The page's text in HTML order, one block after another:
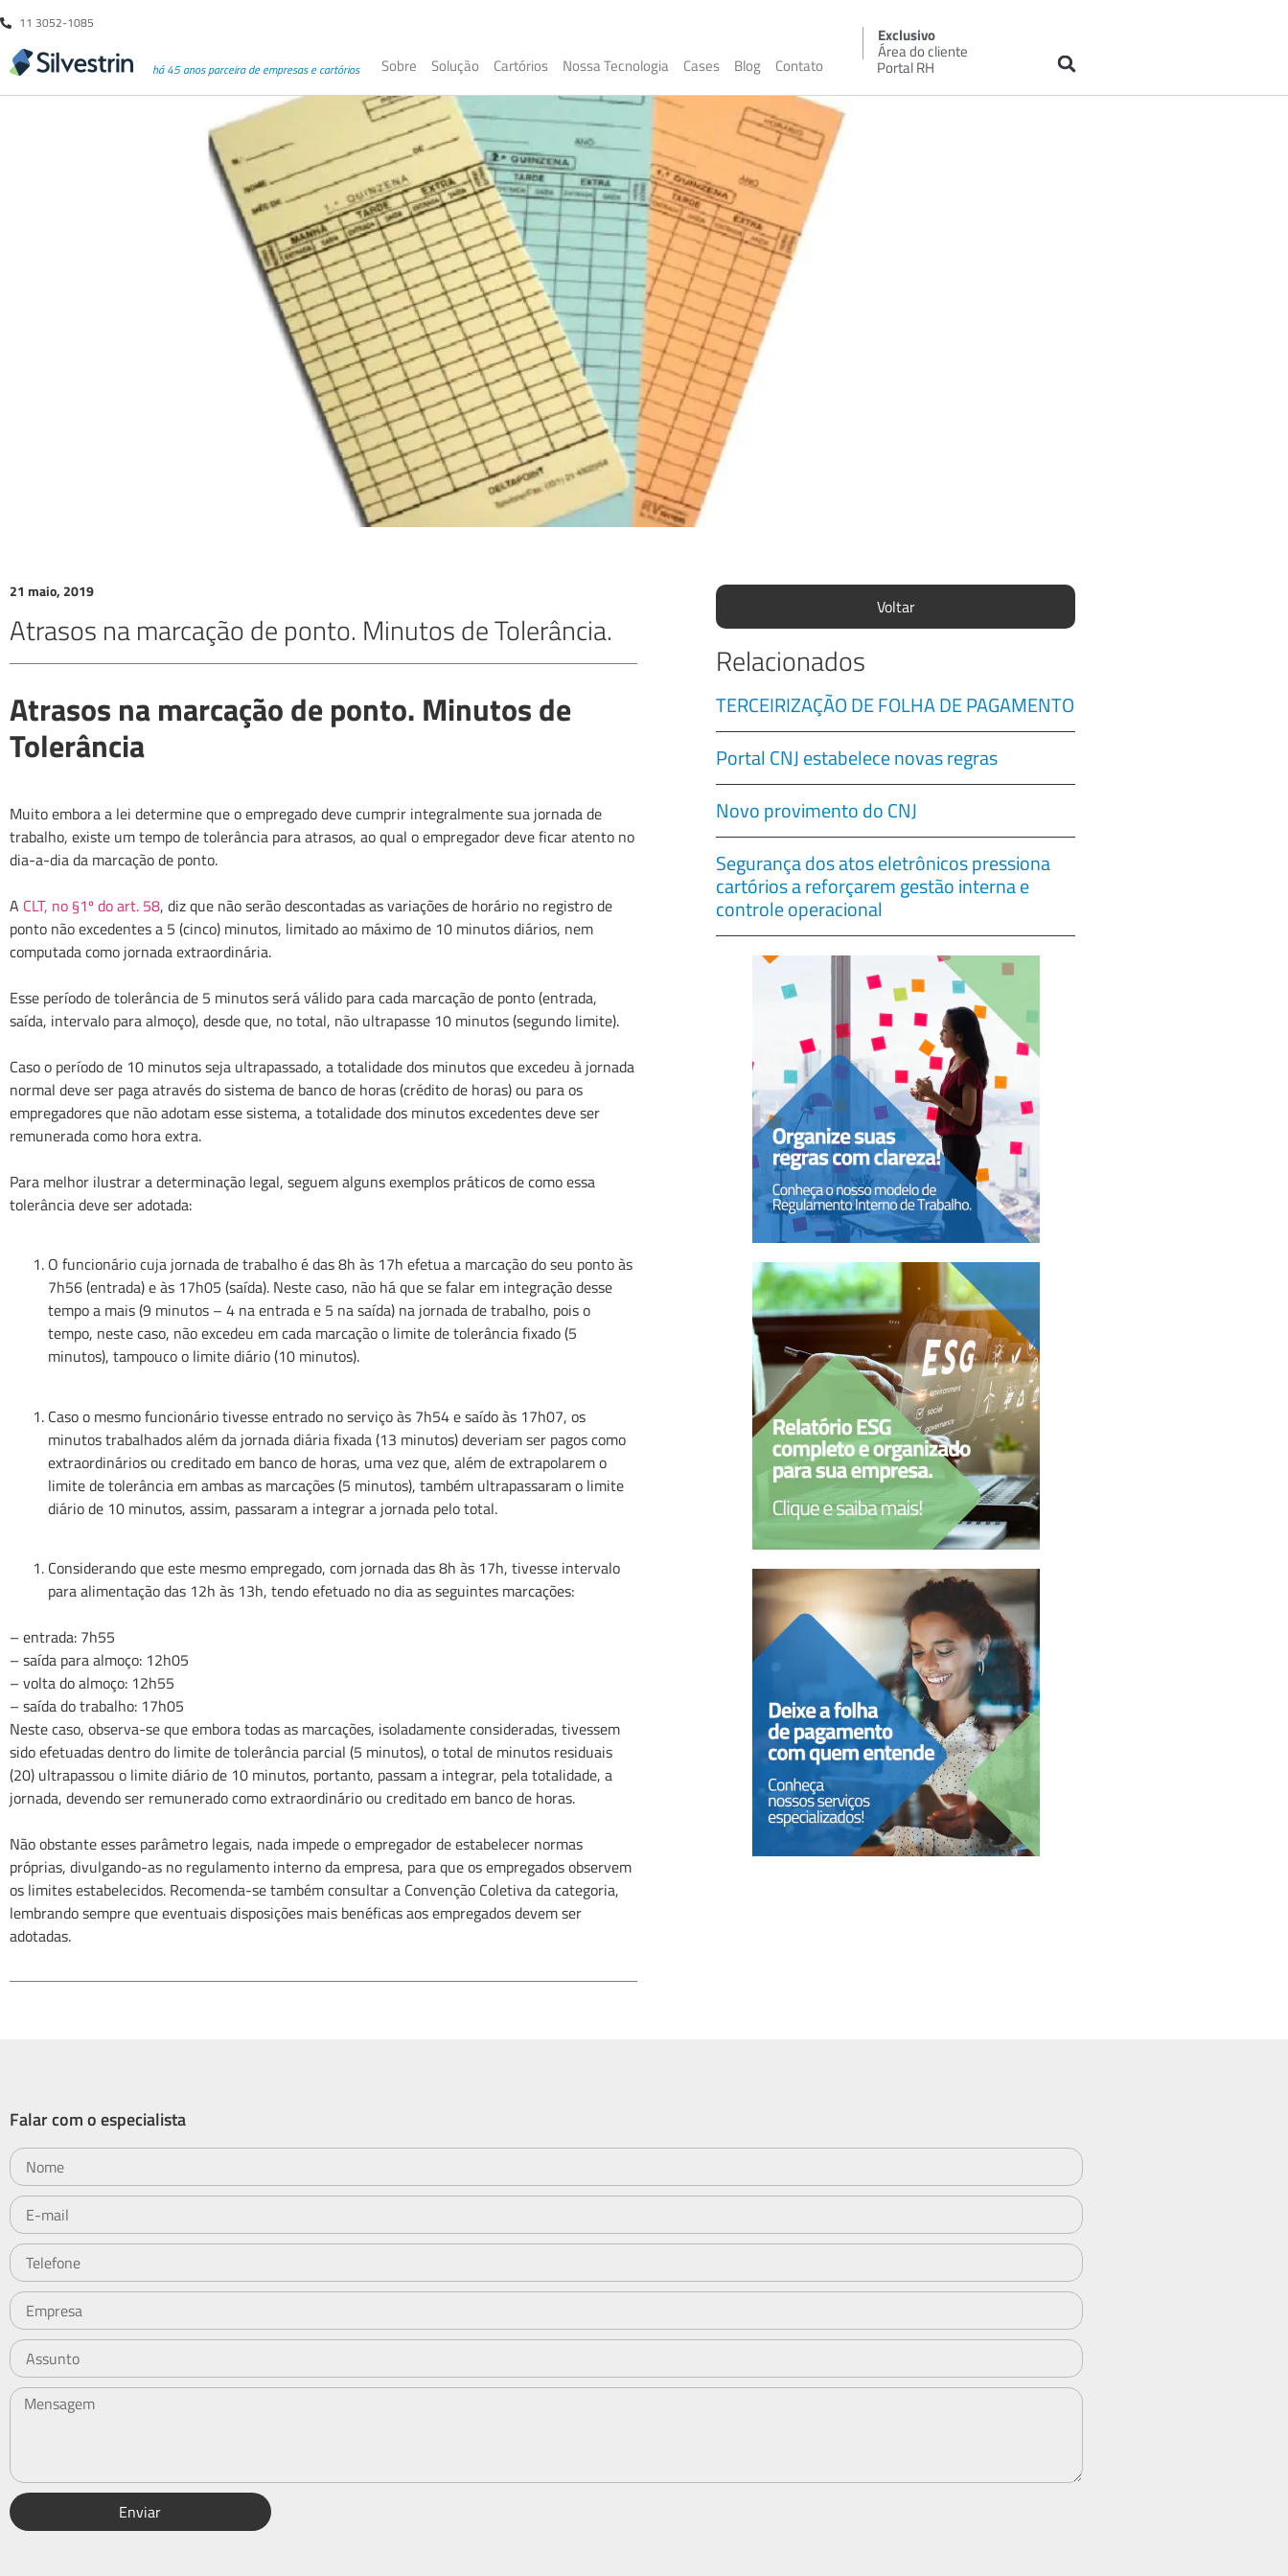
11 3052-1085
há 45 anos parceira de empresas e cartórios Sobre Solução Cartórios Nossa Tecnologia Cases Blog Contato
Exclusivo
Área do cliente
Portal RH
21 maio, 2019
Atrasos na marcação de ponto. Minutos de Tolerância.
Atrasos na marcação de ponto. Minutos de
Tolerância
Muito embora a lei determine que o empregado deve cumprir integralmente sua jornada de
trabalho, existe um tempo de tolerância para atrasos, ao qual o empregador deve ficar atento no
dia-a-dia da marcação de ponto.
A CLT, no §1º do art. 58, diz que não serão descontadas as variações de horário no registro de
ponto não excedentes a 5 (cinco) minutos, limitado ao máximo de 10 minutos diários, nem
computada como jornada extraordinária.
Esse período de tolerância de 5 minutos será válido para cada marcação de ponto (entrada,
saída, intervalo para almoço), desde que, no total, não ultrapasse 10 minutos (segundo limite).
Caso o período de 10 minutos seja ultrapassado, a totalidade dos minutos que excedeu à jornada
normal deve ser paga através do sistema de banco de horas (crédito de horas) ou para os
empregadores que não adotam esse sistema, a totalidade dos minutos excedentes deve ser
remunerada como hora extra.
Para melhor ilustrar a determinação legal, seguem alguns exemplos práticos de como essa
tolerância deve ser adotada:
O funcionário cuja jornada de trabalho é das 8h às 17h efetua a marcação do seu ponto às
7h56 (entrada) e às 17h05 (saída). Neste caso, não há que se falar em integração desse
tempo a mais (9 minutos – 4 na entrada e 5 na saída) na jornada de trabalho, pois o
tempo, neste caso, não excedeu em cada marcação o limite de tolerância fixado (5
minutos), tampouco o limite diário (10 minutos).
Caso o mesmo funcionário tivesse entrado no serviço às 7h54 e saído às 17h07, os
minutos trabalhados além da jornada diária fixada (13 minutos) deveriam ser pagos como
extraordinários ou creditado em banco de horas, uma vez que, além de extrapolarem o
limite de tolerância em ambas as marcações (5 minutos), também ultrapassaram o limite
diário de 10 minutos, assim, passaram a integrar a jornada pelo total.
Considerando que este mesmo empregado, com jornada das 8h às 17h, tivesse intervalo
para alimentação das 12h às 13h, tendo efetuado no dia as seguintes marcações:
– entrada: 7h55
– saída para almoço: 12h05
– volta do almoço: 12h55
– saída do trabalho: 17h05
Neste caso, observa-se que embora todas as marcações, isoladamente consideradas, tivessem
sido efetuadas dentro do limite de tolerância parcial (5 minutos), o total de minutos residuais
(20) ultrapassou o limite diário de 10 minutos, portanto, passam a integrar, pela totalidade, a
jornada, devendo ser remunerado como extraordinário ou creditado em banco de horas.
Não obstante esses parâmetro legais, nada impede o empregador de estabelecer normas
próprias, divulgando-as no regulamento interno da empresa, para que os empregados observem
os limites estabelecidos. Recomenda-se também consultar a Convenção Coletiva da categoria,
lembrando sempre que eventuais disposições mais benéficas aos empregados devem ser
adotadas.
Voltar
Relacionados
TERCEIRIZAÇÃO DE FOLHA DE PAGAMENTO
Portal CNJ estabelece novas regras
Novo provimento do CNJ
Segurança dos atos eletrônicos pressiona
cartórios a reforçarem gestão interna e
controle operacional
Falar com o especialista
Enviar